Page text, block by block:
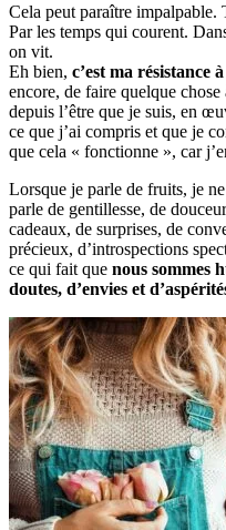
Cela peut paraître impalpable.
Par les temps qui courent.
on vit.
Eh bien, c’est ma résistance
encore, de faire quelque
depuis l’être que je suis, en
ce que j’ai compris et que je
que cela « fonctionne », car
Lorsque je parle de fruits, je
parle de gentillesse, de
cadeaux, de surprises, de
précieux, d’introspections
ce qui fait que nous sommes
doutes, d’envies et